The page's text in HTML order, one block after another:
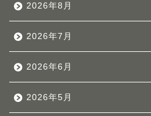
2026年8月
2026年7月
2026年6月
2026年5月